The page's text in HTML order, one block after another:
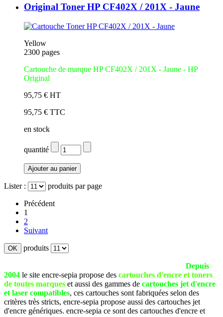
Original Toner HP CF402X / 201X - Jaune
Yellow
2300 pages
Cartouche de marque HP CF402X / 201X - Jaune - HP
Original
95,75 € HT
95,75 € TTC
en stock
quantité
Lister : produits par page
Précédent
1
2
Suivant
produits
Depuis
2004 le site encre-sepia propose des cartouches d'encre et toners
de toutes marques et aussi des gammes de cartouches jet d'encre
et laser compatibles, ces cartouches sont fabriquées selon des
critères très stricts, encre-sepia propose aussi des cartouches jet
d'encre génériques. encre-sepia ce sont des cartouches d'encre et